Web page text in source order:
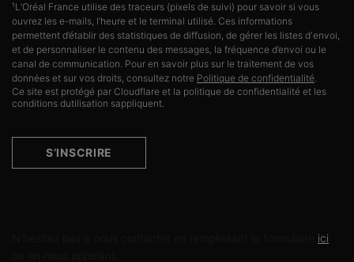
¹L’Oréal France utilise des traceurs (pixels de suivi) pour savoir si vous
ouvrez les e-mails, l’heure et le terminal utilisé. Ces informations
permettent d’établir des statistiques de diffusion, de gérer les listes d'envoi,
et de personnaliser le contenu des messages, la fréquence d’envoi ou le
canal de communication. Pour en savoir plus sur le traitement de vos
données et sur vos droits, consultez notre Politique de confidentialité.
Ce site est protégé par Cloudflare et la politique de confidentialité et les
conditions dutilisation sappliquent.
S’INSCRIRE
ici